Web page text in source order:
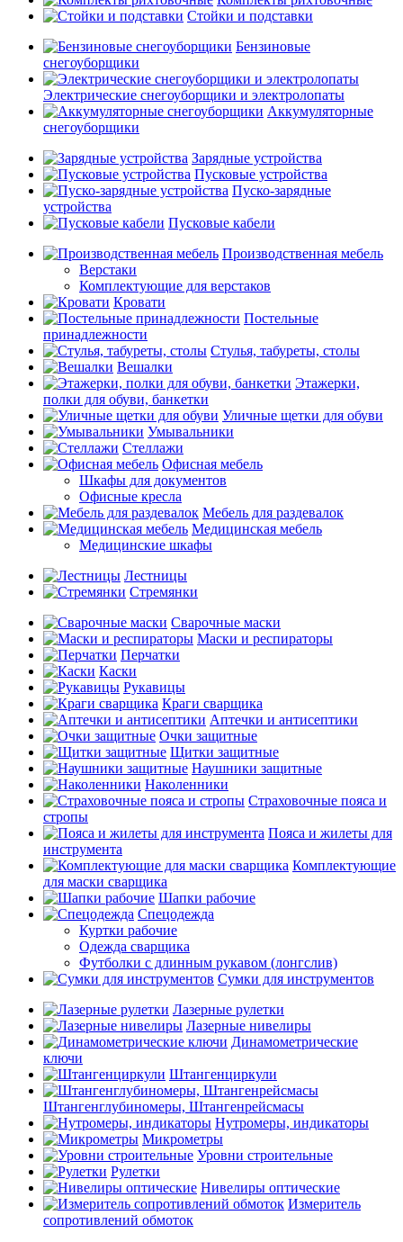
Стойки и подставки
Бензиновые
снегоуборщики
Электрические снегоуборщики и электролопаты
Аккумуляторные
снегоуборщики
Зарядные устройства
Пусковые устройства
Пуско-зарядные
устройства
Пусковые кабели
Производственная мебель
Верстаки
Комплектующие для верстаков
Кровати
Постельные
принадлежности
Стулья, табуреты, столы
Вешалки
Этажерки,
полки для обуви, банкетки
Уличные щетки для обуви
Умывальники
Стеллажи
Офисная мебель
Шкафы для документов
Офисные кресла
Мебель для раздевалок
Медицинская мебель
Медицинские шкафы
Лестницы
Стремянки
Сварочные маски
Маски и респираторы
Перчатки
Каски
Рукавицы
Краги сварщика
Аптечки и антисептики
Очки защитные
Щитки защитные
Наушники защитные
Наколенники
Страховочные пояса и
стропы
Пояса и жилеты для
инструмента
Комплектующие
для маски сварщика
Шапки рабочие
Спецодежда
Куртки рабочие
Одежда сварщика
Футболки с длинным рукавом (лонгслив)
Сумки для инструментов
Лазерные рулетки
Лазерные нивелиры
Динамометрические
ключи
Штангенциркули
Штангенглубиномеры, Штангенрейсмасы
Нутромеры, индикаторы
Микрометры
Уровни строительные
Рулетки
Нивелиры оптические
Измеритель
сопротивлений обмоток